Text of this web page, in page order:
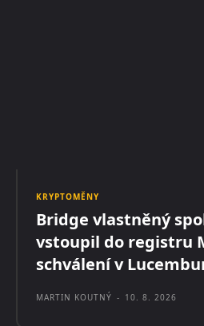
KRYPTOMĚNY
Bridge vlastněný
vstoupil do registru
schválení v
MARTIN KOUTNÝ - 10. 8. 2026